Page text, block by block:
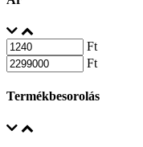
Ft
Ft
Termékbesorolás